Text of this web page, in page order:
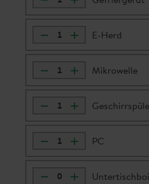
– + E-Herd
– + Mikrowelle
– +
– + PC
– +